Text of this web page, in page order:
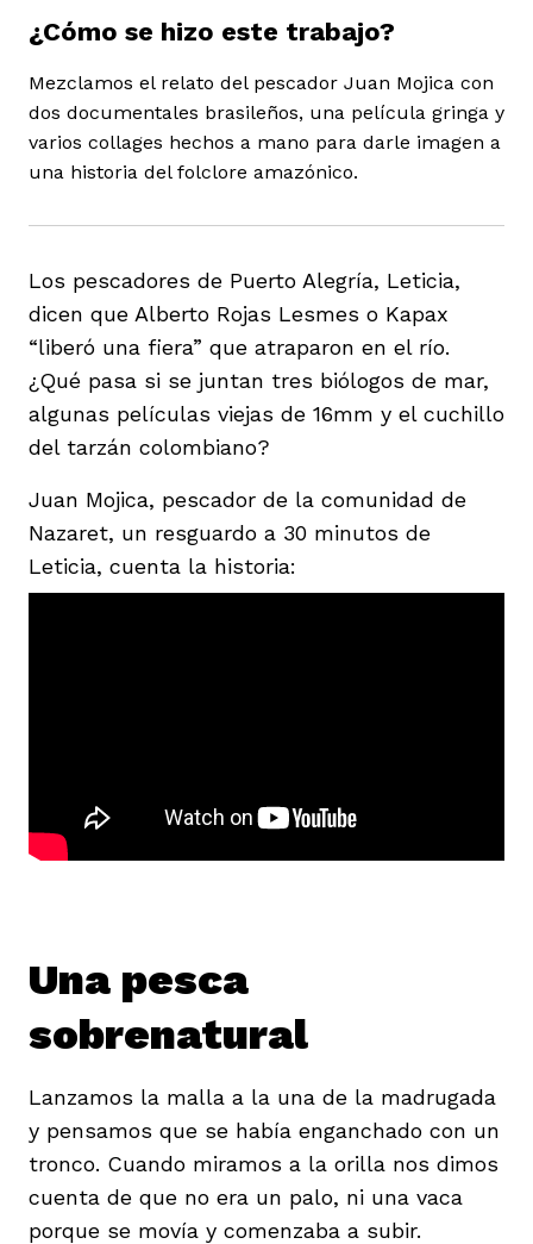
¿Cómo se hizo este trabajo?
Mezclamos el relato del pescador Juan Mojica con
dos documentales brasileños, una película gringa y
varios collages hechos a mano para darle imagen a
una historia del folclore amazónico.
Los pescadores de Puerto Alegría, Leticia,
dicen que Alberto Rojas Lesmes o Kapax
“liberó una fiera” que atraparon en el río.
¿Qué pasa si se juntan tres biólogos de mar,
algunas películas viejas de 16mm y el cuchillo
del tarzán colombiano?
Juan Mojica, pescador de la comunidad de
Nazaret, un resguardo a 30 minutos de
Leticia, cuenta la historia:
Una pesca
sobrenatural
Lanzamos la malla a la una de la madrugada
y pensamos que se había enganchado con un
tronco. Cuando miramos a la orilla nos dimos
cuenta de que no era un palo, ni una vaca
porque se movía y comenzaba a subir.
2023
Baja
Ana
equipo
periodistas locales